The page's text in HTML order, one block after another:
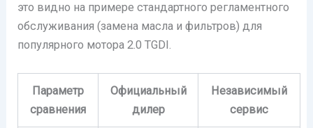
это видно на примере стандартного регламентного
обслуживания (замена масла и фильтров) для
популярного мотора 2.0 TGDI.
Параметр
сравнения
Официальный
дилер
Независимый
сервис